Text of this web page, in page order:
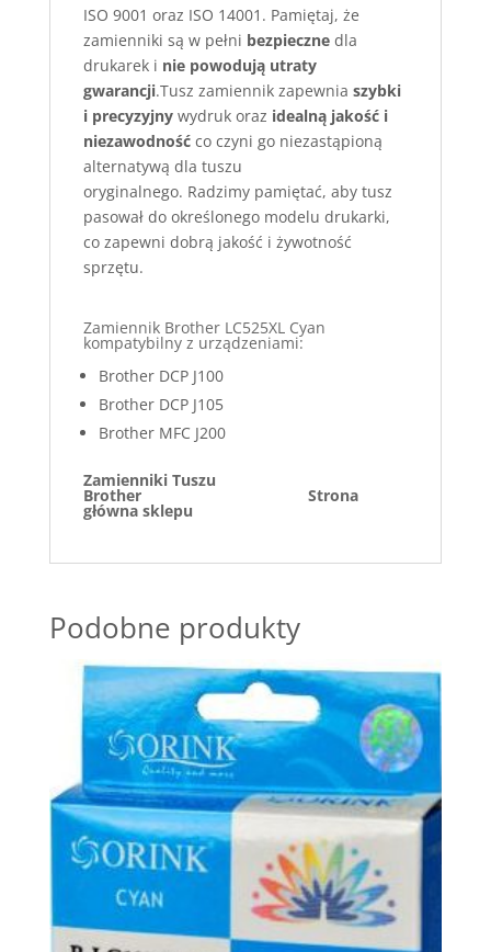
ISO 9001 oraz ISO 14001. Pamiętaj, że
zamienniki są w pełni bezpiecznedla
drukarek i nie powodują utraty
gwarancji.Tusz zamiennik zapewnia szybki
i precyzyjnywydruk oraz idealną jakość i
niezawodnośćco czyni go niezastąpioną
alternatywą dla tuszu
oryginalnego. Radzimy pamiętać, aby tusz
pasował do określonego modelu drukarki,
co zapewni dobrą jakość i żywotność
sprzętu.
Zamiennik Brother LC525XL Cyan
kompatybilny z urządzeniami:
Brother DCP J100
Brother DCP J105
Brother MFC J200
Zamienniki Tuszu
Brother Strona
główna sklepu
Podobne produkty